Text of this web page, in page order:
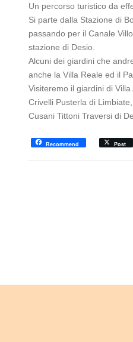
Un percorso turistico da
Si parte dalla Stazione di
passando per il Canale
stazione di Desio.
Alcuni dei giardini che
anche la Villa Reale ed il
Visiteremo il giardini di
Crivelli Pusterla di
Cusani Tittoni Traversi di
Recommend Post